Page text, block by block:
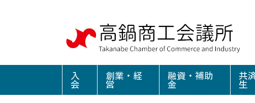
入
会
創業・経
営
融資・補助
金
共
生